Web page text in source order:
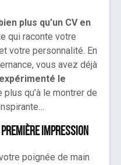
bien plus qu’un CV en
qui raconte votre
votre personnalité. En
vous avez déjà
le
plus qu’à le montrer de
impression
poignée de main